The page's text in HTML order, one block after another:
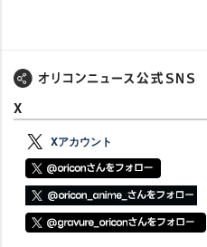
X
Xアカウント